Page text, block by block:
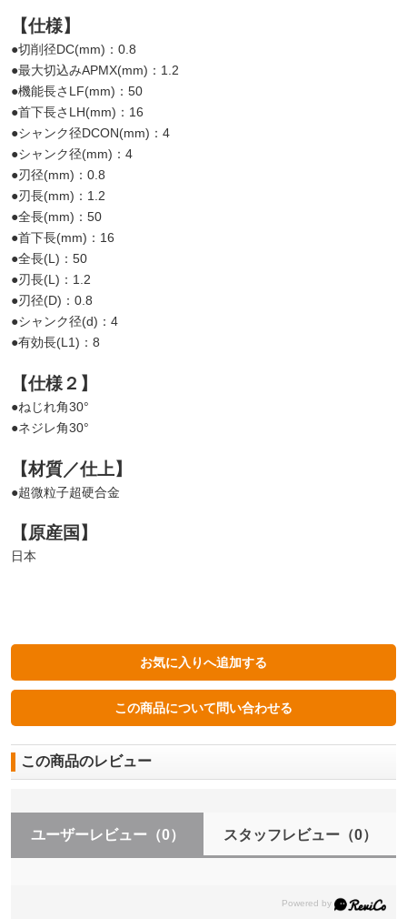
【仕様】
●切削径DC(mm)：0.8
●最大切込みAPMX(mm)：1.2
●機能長さLF(mm)：50
●首下長さLH(mm)：16
●シャンク径DCON(mm)：4
●シャンク径(mm)：4
●刃径(mm)：0.8
●刃長(mm)：1.2
●全長(mm)：50
●首下長(mm)：16
●全長(L)：50
●刃長(L)：1.2
●刃径(D)：0.8
●シャンク径(d)：4
●有効長(L1)：8
【仕様２】
●ねじれ角30°
●ネジレ角30°
【材質／仕上】
●超微粒子超硬合金
【原産国】
日本
この商品のレビュー
ユーザーレビュー （0） スタッフレビュー（0）